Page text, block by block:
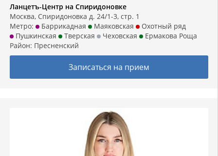
Ланцетъ-Центр на Спиридоновке
Москва, Спиридоновка д. 24/1-3, стр. 1
Метро:
Баррикадная Маяковская
Охотный ряд
Пушкинская
Тверская Чеховская
Ермакова Роща
Район: Пресненский
Записаться на прием